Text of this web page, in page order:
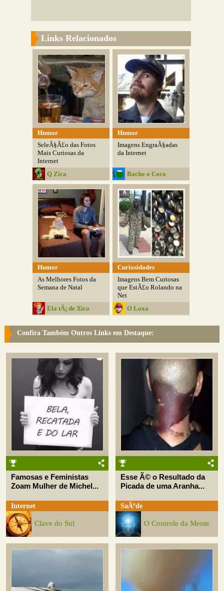
Links Relacionados
Humor
SeleÃ§Ã£o das Fotos
Mais Curiosas da
Internet
Q Zica
Humor
Imagens EngraÃ§adas
da Internet
Racho o Coco
Humor
As Melhores Fotos da
Semana de Natal
Ela tÃ¡ de Xico
Curiosidades
Imagens Bem Curiosas
que EstÃ£o Rolando na
Net
O Loxa
Confira Também Outros Links em Destaque:
Famosas e Feministas
Zoam Mulher de Michel...
Internet
Clave do Sul
Esse Ã© o Resultado da
Picada de uma Aranha...
SaÃºde
O Controle da Mente